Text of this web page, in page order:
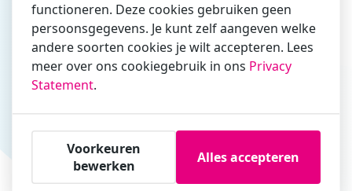
zakelijk/administratief correspondeert
Is de contactpersoon ook een cursist?
Ja
Nee
Cursisten
Voeg cursisten toe
Er zijn geencursisten.
functioneren. Deze cookies gebruiken geen
persoonsgegevens. Je kunt zelf aangeven welke
andere soorten cookies je wilt accepteren. Lees
meer over ons cookiegebruik in ons Privacy
Statement.
Voorkeuren
bewerken
Alles accepteren